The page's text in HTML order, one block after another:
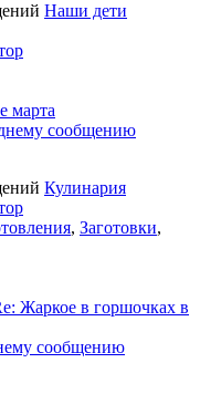
Наши дети
марта
сообщению
Кулинария
, Заготовки,
Жаркое в горшочках в
сообщению